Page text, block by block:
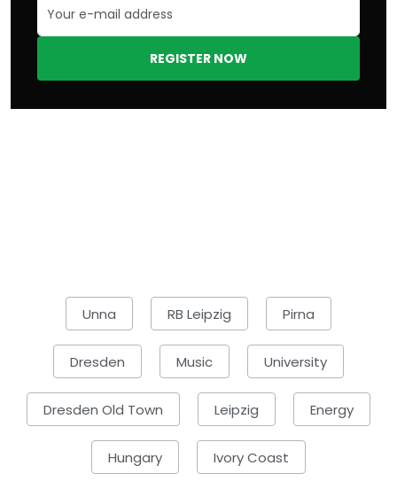
REGISTER NOW
Unna RB Leipzig Pirna
Dresden Music University
Dresden Old Town Leipzig Energy
Hungary Ivory Coast